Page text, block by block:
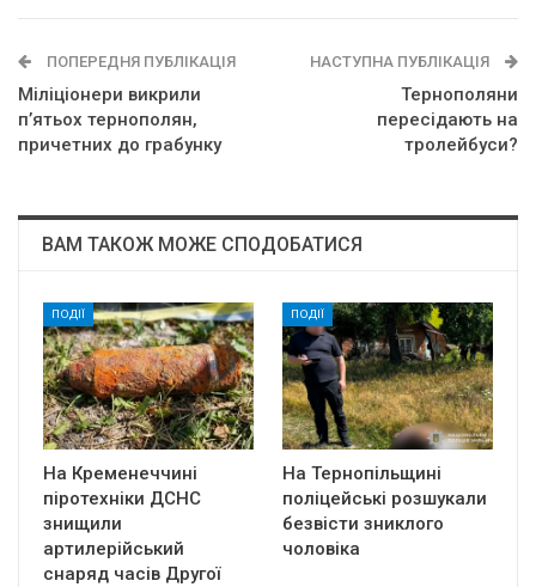
ПОПЕРЕДНЯ ПУБЛІКАЦІЯ
Міліціонери викрили
п’ятьох тернополян,
причетних до грабунку
НАСТУПНА ПУБЛІКАЦІЯ
Тернополяни
пересідають на
тролейбуси?
ВАМ ТАКОЖ МОЖЕ СПОДОБАТИСЯ
ПОДІЇ
На Кременеччині
піротехніки ДСНС
знищили
артилерійський
снаряд часів Другої
ПОДІЇ
На Тернопільщині
поліцейські розшукали
безвісти зниклого
чоловіка